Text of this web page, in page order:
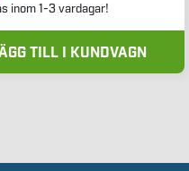
inom 1-3 vardagar!
TILL I KUNDVAGN